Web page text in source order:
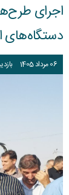
اجرای
دستگاه‌های
06مرداد1405